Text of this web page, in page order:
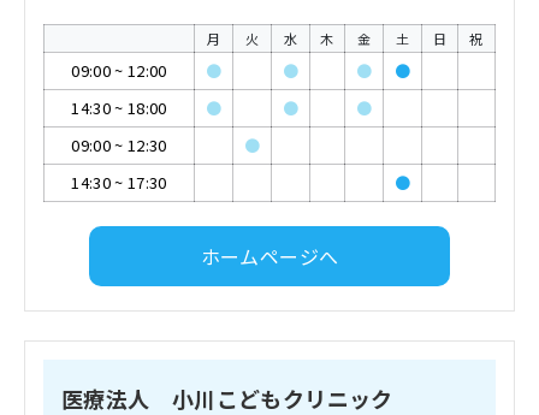
月 火 水 木 金 土 日 祝
09:00~ 12:00 ● ● ●
●
14:30~ 18:00 ● ●
●
09:00~ 12:30
●
14:30~ 17:30 ●
ホームページへ
医療法人 小川こどもクリニック